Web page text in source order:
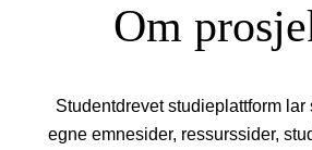
Om
Studentdrevet studieplattform
egne emnesider, ressurssider,